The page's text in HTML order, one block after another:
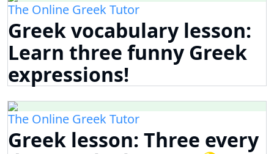
The Online Greek Tutor
Greek vocabulary lesson:
Learn three funny Greek
expressions!
The Online Greek Tutor
Greek lesson: Three every